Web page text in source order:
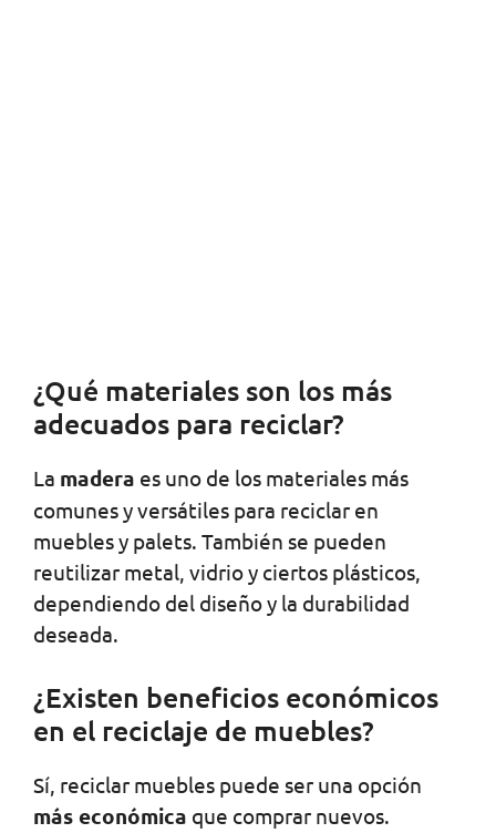
¿Qué materiales son los más
adecuados para reciclar?
La madera es uno de los materiales más
comunes y versátiles para reciclar en
muebles y palets. También se pueden
reutilizar metal, vidrio y ciertos plásticos,
dependiendo del diseño y la durabilidad
deseada.
¿Existen beneficios económicos
en el reciclaje de muebles?
Sí, reciclar muebles puede ser una opción
más económica que comprar nuevos.